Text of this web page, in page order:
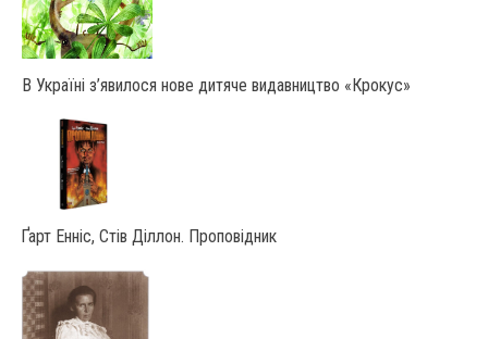
В Україні з’явилося нове дитяче видавництво «Крокус»
Ґарт Енніс, Стів Діллон. Проповідник